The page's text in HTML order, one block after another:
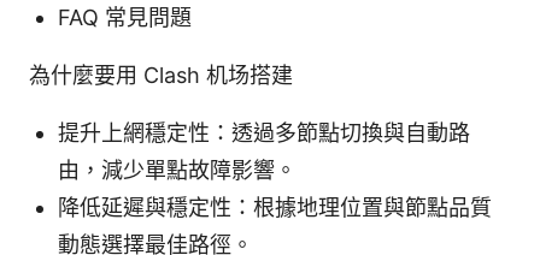
FAQ 常見問題
為什麼要用 Clash 机场搭建
提升上網穩定性：透過多節點切換與自動路
由，減少單點故障影響。
降低延遲與穩定性：根據地理位置與節點品質
動態選擇最佳路徑。